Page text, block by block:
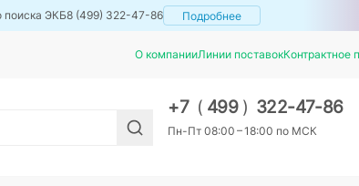
поиска ЭКБ8 (499) 322-47-86 Подробнее
О компанииЛинии поставокКонтрактное
+7 ( 499 ) 322-47-86
Пн-Пт 08:00 – 18:00 по МСК